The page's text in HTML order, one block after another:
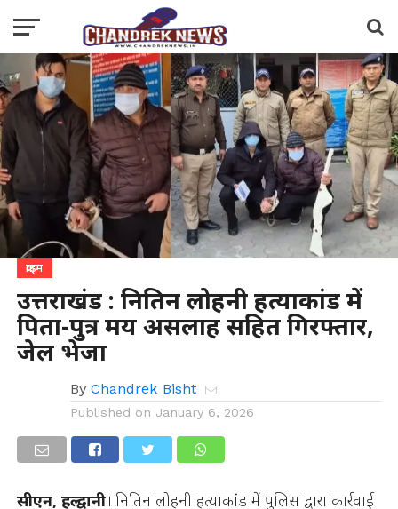
क्राइम
उत्तराखंड : नितिन लोहनी हत्याकांड में
पिता-पुत्र मय असलाह सहित गिरफ्तार,
जेल भेजा
By Chandrek Bisht
Published on January 6, 2026
सीएन, हल्द्वानी। नितिन लोहनी हत्याकांड में पुलिस द्वारा कार्रवाई